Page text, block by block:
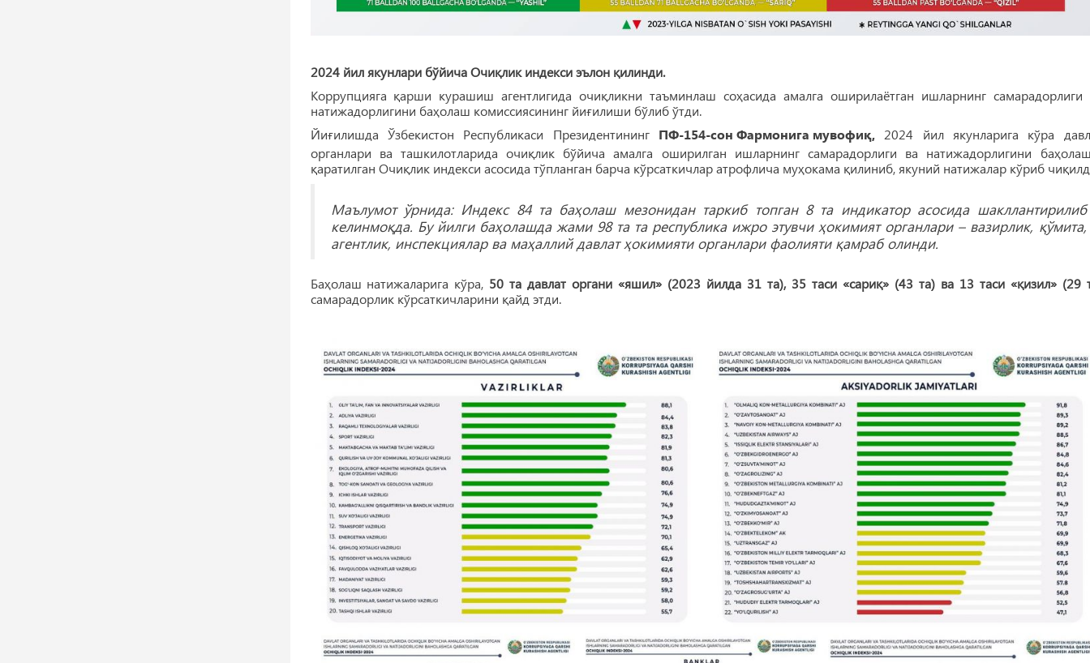
2024 йил якунлари бўйича Очиқлик индекси эълон қилинди.
Коррупцияга қарши курашиш агентлигида очиқликни таъминлаш соҳасида амалга оширилаётган ишларнинг самарадорлиги
натижадорлигини баҳолаш комиссиясининг йиғилиши бўлиб ўтди.
Йиғилишда Ўзбекистон Республикаси Президентининг ПФ-154-сон Фармонига мувофиқ,2024 йил якунларига кўра
органлари ва ташкилотларида очиқлик бўйича амалга оширилган ишларнинг самарадорлиги ва натижадорлигини
қаратилган Очиқлик индекси асосида тўпланган барча кўрсаткичлар атрофлича муҳокама қилиниб, якуний натижалар кўриб
Маълумот ўрнида: Индекс 84 та баҳолаш мезонидан таркиб топган 8 та индикатор асосида шакллантирилиб
келинмоқда. Бу йилги баҳолашда жами 98 та та республика ижро этувчи ҳокимият органлари – вазирлик, қўмита,
агентлик, инспекциялар ва маҳаллий давлат ҳокимияти органлари фаолияти қамраб олинди.
Баҳолаш натижаларига кўра, 50 та давлат органи «яшил» (2023 йилда 31 та), 35 таси «сариқ» (43 та) ва 13 таси «қизил» (29
самарадорлик кўрсаткичларини қайд этди.